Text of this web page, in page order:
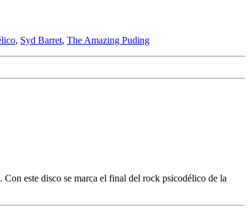
, Syd Barret, The Amazing Puding
este disco se marca el final del rock psicodélico de la